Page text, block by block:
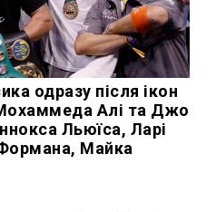
одразу після ікон
Алі та Джо
Льюїса, Ларі
Майка